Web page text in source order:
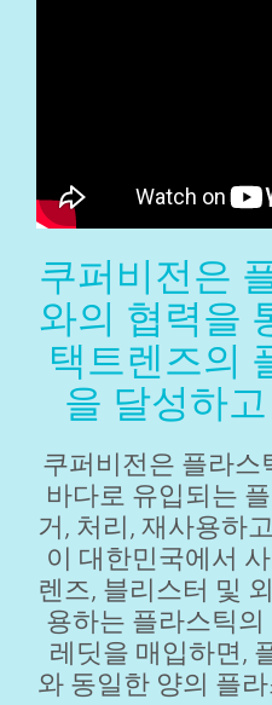
쿠퍼비전은
와의 협력을
택트렌즈의
을 달성하
쿠퍼비전은 플라스
바다로 유입되는
거, 처리, 재사용하
이 대한민국에서
렌즈, 블리스터 및
용하는 플라스틱
레딧을 매입하면,
와 동일한 양의 플